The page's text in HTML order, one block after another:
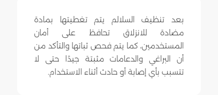
بعد تنظيف السلالم يتم تغطيتها بمادة
مضادة للانزلاق تحافظ على أمان
المستخدمين، كما يتم فحص ثباتها والتأكد من
أن البراغي والدعامات مثبتة جيدًا حتى لا
تتسبب بأي إصابة أو حادث أثناء الاستخدام.